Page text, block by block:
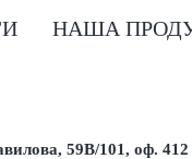
НАША
59В/101, оф. 412